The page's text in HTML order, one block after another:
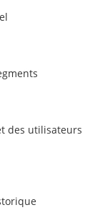
des utilisateurs